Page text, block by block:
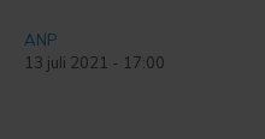
ANP
13 juli 2021 - 17:00